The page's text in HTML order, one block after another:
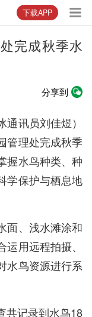
下载APP
完成秋季水
分享到
讯员刘佳煜）
管理处完成秋季
握水鸟种类、种
学保护与栖息地
面、浅水滩涂和
用远程拍摄、
水鸟资源进行系
共记录到水鸟18